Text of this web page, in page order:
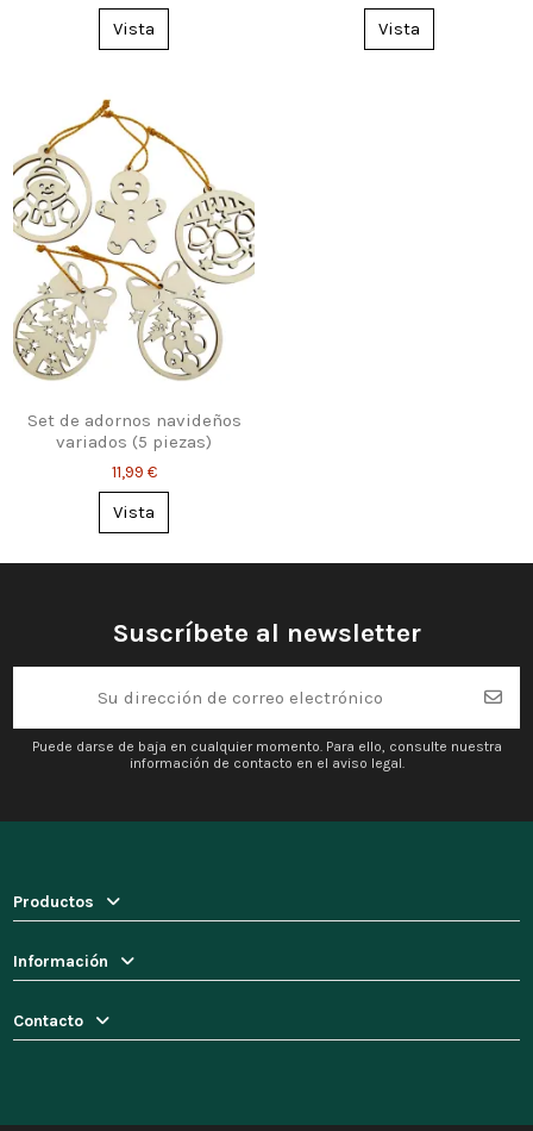
Vista Vista
Set de adornos navideños
variados (5 piezas)
11,99 €
Vista
Suscríbete al newsletter
Puede darse de baja en cualquier momento. Para ello, consulte nuestra
información de contacto en el aviso legal.
Productos
Información
Contacto